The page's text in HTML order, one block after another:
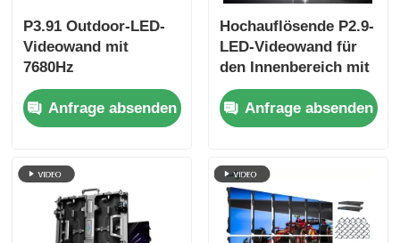
P3.91 Outdoor-LED-
Videowand mit
7680Hz
Erfrischungsrate,
Farbbildschirm und
IP65-Schutz für
Bühnenveranstaltungen
Anfrage absenden
Hochauflösende P2.9-
LED-Videowand für
den Innenbereich mit
2,9 mm Pixelabstand,
3840 Hz
Bildwiederholfrequenz
Helligkeit
Anfrage absenden